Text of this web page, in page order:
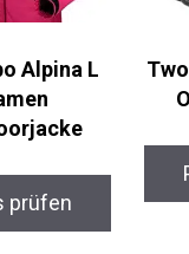
Alpina L
prüfen